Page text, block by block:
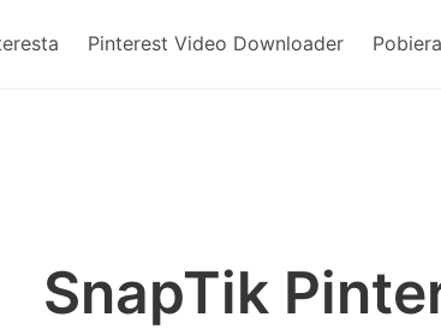
Pinterest Video Downloader
SnapTik